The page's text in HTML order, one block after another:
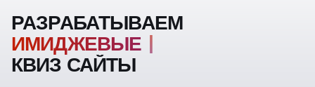
РАЗРАБАТЫВАЕМ
КВИЗ САЙТЫ